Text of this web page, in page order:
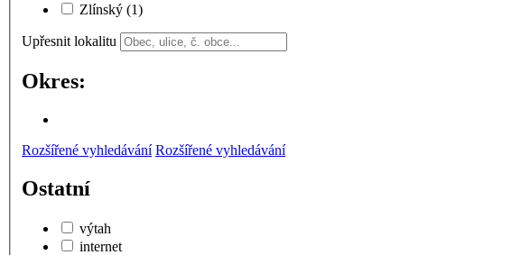
Zlínský (1)
Upřesnit lokalitu
Okres:
Rozšířené vyhledávání Rozšířené vyhledávání
Ostatní
výtah
internet